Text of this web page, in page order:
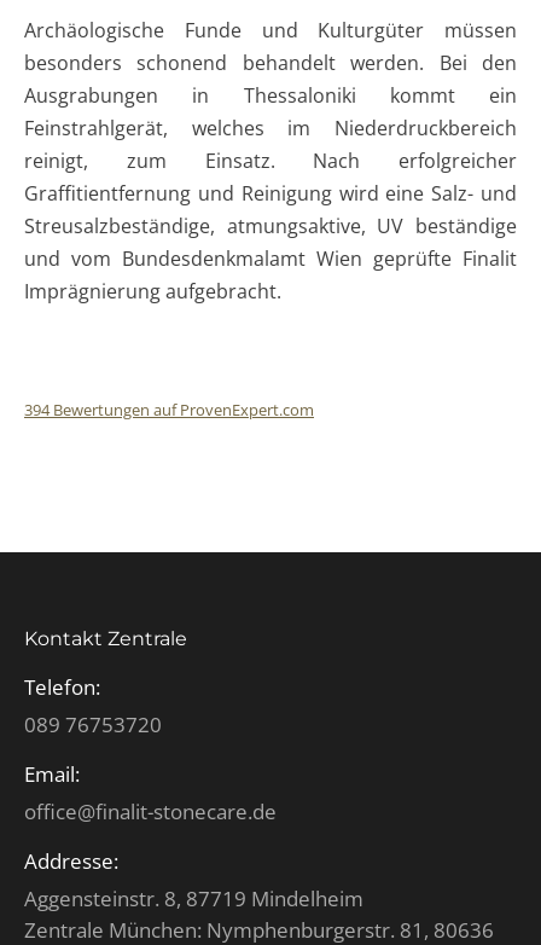
Archäologische Funde und Kulturgüter müssen
besonders schonend behandelt werden. Bei den
Ausgrabungen in Thessaloniki kommt ein
Feinstrahlgerät, welches im Niederdruckbereich
reinigt, zum Einsatz. Nach erfolgreicher
Graffitientfernung und Reinigung wird eine Salz- und
Streusalzbeständige, atmungsaktive, UV beständige
und vom Bundesdenkmalamt Wien geprüfte Finalit
Imprägnierung aufgebracht.
394Bewertungen auf ProvenExpert.com
Kontakt Zentrale
Telefon:
089 76753720
Email:
office@finalit-stonecare.de
Addresse:
Aggensteinstr. 8, 87719 Mindelheim
Zentrale München: Nymphenburgerstr. 81, 80636